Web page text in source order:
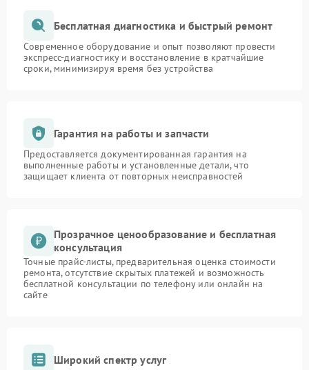
Бесплатная диагностика и быстрый ремонт
Современное оборудование и опыт позволяют провести
экспресс-диагностику и восстановление в кратчайшие
сроки, минимизируя время без устройства
Гарантия на работы и запчасти
Предоставляется документированная гарантия на
выполненные работы и установленные детали, что
защищает клиента от повторных неисправностей
Прозрачное ценообразование и бесплатная
консультация
Точные прайс-листы, предварительная оценка стоимости
ремонта, отсутствие скрытых платежей и возможность
бесплатной консультации по телефону или онлайн на
сайте
Широкий спектр услуг